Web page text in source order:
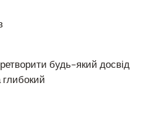
будь-який досвід
глибокий